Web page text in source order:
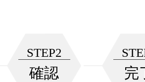
STEP2
確認 完